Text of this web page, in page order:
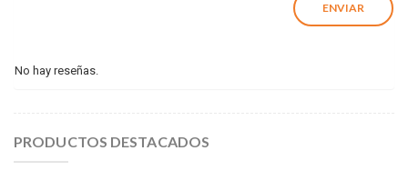
No hay reseñas.
PRODUCTOS DESTACADOS